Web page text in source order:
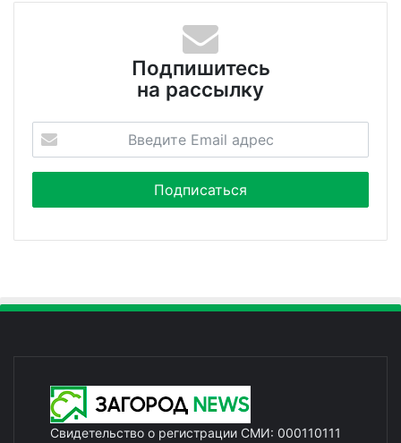
Подпишитесь
на рассылку
Свидетельство о регистрации СМИ: 000110111